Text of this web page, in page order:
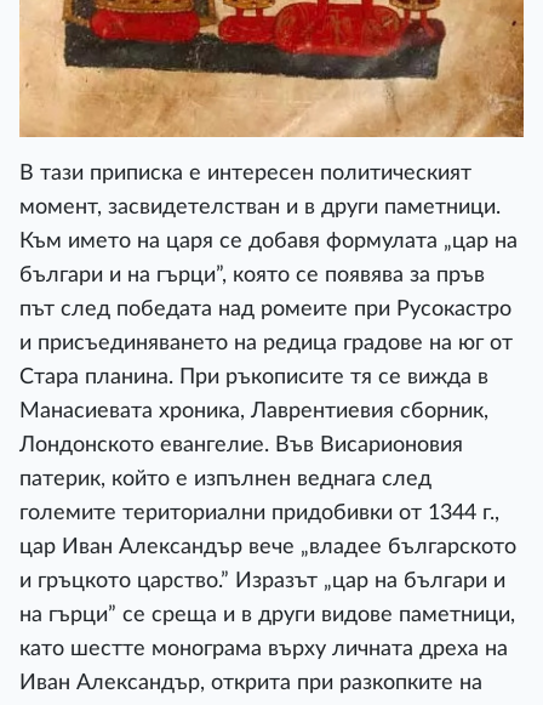
В тази приписка е интересен политическият
момент, засвидетелстван и в други паметници.
Към името на царя се добавя формулата „цар на
българи и на гърци”, която се появява за пръв
път след победата над ромеите при Русокастро
и присъединяването на редица градове на юг от
Стара планина. При ръкописите тя се вижда в
Манасиевата хроника, Лаврентиевия сборник,
Лондонското евангелие. Във Висарионовия
патерик, който е изпълнен веднага след
големите териториални придобивки от 1344 г.,
цар Иван Александър вече „владее българското
и гръцкото царство.” Изразът „цар на българи и
на гърци” се среща и в други видове паметници,
като шестте монограма върху личната дреха на
Иван Александър, открита при разкопките на